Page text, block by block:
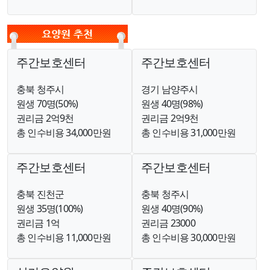
주간보호센터
충북 청주시
원생 70명(50%)
권리금 2억9천
총 인수비용 34,000만원
주간보호센터
경기 남양주시
원생 40명(98%)
권리금 2억9천
총 인수비용 31,000만원
주간보호센터
충북 진천군
원생 35명(100%)
권리금 1억
총 인수비용 11,000만원
주간보호센터
충북 청주시
원생 40명(90%)
권리금 23000
총 인수비용 30,000만원